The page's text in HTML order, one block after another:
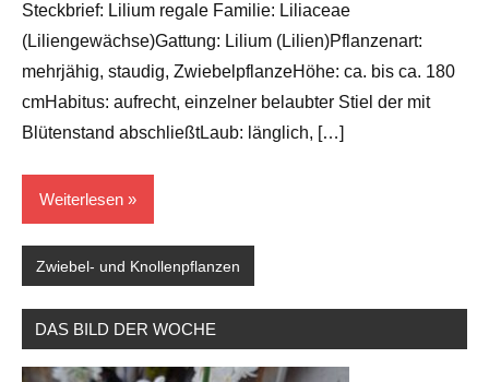
Steckbrief: Lilium regale Familie: Liliaceae
(Liliengewächse)Gattung: Lilium (Lilien)Pflanzenart:
mehrjähig, staudig, ZwiebelpflanzeHöhe: ca. bis ca. 180
cmHabitus: aufrecht, einzelner belaubter Stiel der mit
Blütenstand abschließtLaub: länglich, […]
Weiterlesen
Zwiebel- und Knollenpflanzen
DAS BILD DER WOCHE